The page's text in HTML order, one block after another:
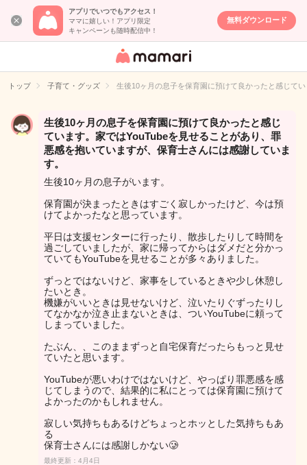
アプリでいつでもアクセス！
ママに嬉しい！アプリ限定
キャンペーンも随時配信中！
無料ダウンロード
女性専用匿名QA
イト
トップ 子育て・グッズ 生後10ヶ月の息子を保育園に預けて良かったと感じて
生後10ヶ月の息子を保育園に預けて良かったと感じ
ています。家ではYouTubeを見せることがあり、罪
悪感を抱いていますが、保育士さんには感謝していま
す。
生後10ヶ月の息子がいます。
保育園が決まったときはすごく寂しかったけど、今は預
けてよかったなと思っています。
平日は支援センターに行ったり、散歩したりして時間を
過ごしていましたが、家に帰ってからはダメだと分かっ
ていてもYouTubeを見せることが多々ありました。
ずっとではないけど、家事をしているときや少し休憩し
たいとき。
機嫌がいいときは見せないけど、泣いたりぐずったりし
てなかなか泣き止まないときは、ついYouTubeに頼って
しまっていました。
たぶん、、このままずっと自宅保育だったらもっと見せ
ていたと思います。
YouTubeが悪いわけではないけど、やっぱり罪悪感を感
じてしまうので、結果的に私にとっては保育園に預けて
よかったのかもしれません。
寂しい気持ちもあるけどちょっとホッとした気持ちもあ
る
保育士さんには感謝しかない🥲
最終更新：4月4日